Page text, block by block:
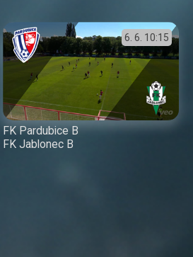
6. 6. 10:15
FK Pardubice B
FK Jablonec B